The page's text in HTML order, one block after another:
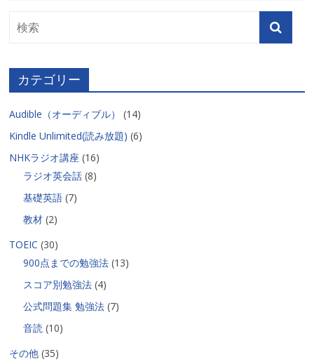
カテゴリー
Audible（オーディブル）
(14)
Kindle Unlimited(読み放題) (6)
NHKラジオ講座 (16)
ラジオ英会話 (8)
基礎英語 (7)
教材 (2)
TOEIC (30)
900点までの勉強法 (13)
スコア別勉強法 (4)
公式問題集 勉強法 (7)
音読 (10)
その他 (35)